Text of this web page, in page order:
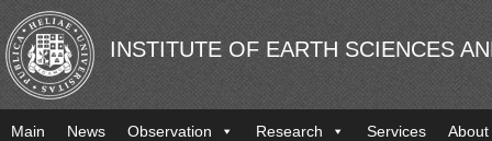
INSTITUTE OF EARTH SCIENCES
Main News Observation Research Services About